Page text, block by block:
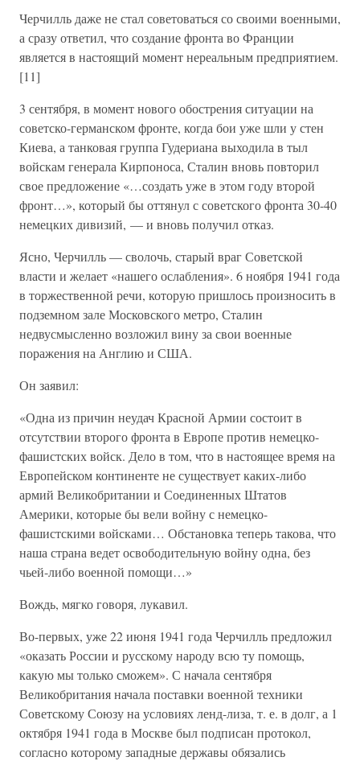
Черчилль даже не стал советоваться со своими военными,
а сразу ответил, что создание фронта во Франции
является в настоящий момент нереальным предприятием.
[11]
3 сентября, в момент нового обострения ситуации на
советско-германском фронте, когда бои уже шли у стен
Киева, а танковая группа Гудериана выходила в тыл
войскам генерала Кирпоноса, Сталин вновь повторил
свое предложение «…создать уже в этом году второй
фронт…», который бы оттянул с советского фронта 30-40
немецких дивизий, — и вновь получил отказ.
Ясно, Черчилль — сволочь, старый враг Советской
власти и желает «нашего ослабления». 6 ноября 1941 года
в торжественной речи, которую пришлось произносить в
подземном зале Московского метро, Сталин
недвусмысленно возложил вину за свои военные
поражения на Англию и США.
Он заявил:
«Одна из причин неудач Красной Армии состоит в
отсутствии второго фронта в Европе против немецко-
фашистских войск. Дело в том, что в настоящее время на
Европейском континенте не существует каких-либо
армий Великобритании и Соединенных Штатов
Америки, которые бы вели войну с немецко-
фашистскими войсками… Обстановка теперь такова, что
наша страна ведет освободительную войну одна, без
чьей-либо военной помощи…»
Вождь, мягко говоря, лукавил.
Во-первых, уже 22 июня 1941 года Черчилль предложил
«оказать России и русскому народу всю ту помощь,
какую мы только сможем». С начала сентября
Великобритания начала поставки военной техники
Советскому Союзу на условиях ленд-лиза, т. е. в долг, а 1
октября 1941 года в Москве был подписан протокол,
согласно которому западные державы обязались